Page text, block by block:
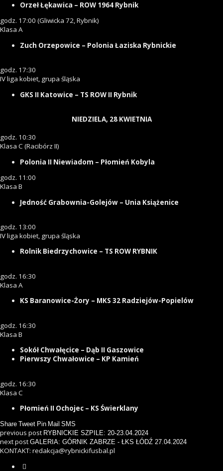
Orzeł Łękawica – ROW 1964 Rybnik
godz. 17:00 (Gliwicka 72, Rybnik)
Klasa A
Zuch Orzepowice – Polonia Łaziska Rybnickie
godz. 17:30
IV liga kobiet, grupa śląska
GKS II Katowice – TS ROW II Rybnik
NIEDZIELA, 28 KWIETNIA
godz. 10:30
Klasa C (Racibórz II)
Polonia II Niewiadom – Płomień Kobyla
godz. 11:00
Klasa B
Jedność Grabownia-Golejów – Unia Książenice
godz. 13:00
IV liga kobiet, grupa śląska
Rolnik Biedrzychowice – TS ROW RYBNIK
godz. 16:30
Klasa A
KS Baranowice-Żory – MKS 32 Radziejów-Popielów
godz. 16:30
Klasa B
Sokół Chwałęcice – Dąb II Gaszowice
Pierwszy Chwałowice – KP Kamień
godz. 16:30
Klasa C
Płomień II Ochojec – KS Świerklany
Share Tweet Pin Mail SMS
previous post RYBNICKIE SZPILE: 20-23.04.2024
next postGALERIA: GÓRNIK ZABRZE - ŁKS ŁÓDŹ 27.04.2024
KONTAKT: redakcja@rybnickifusbal.pl